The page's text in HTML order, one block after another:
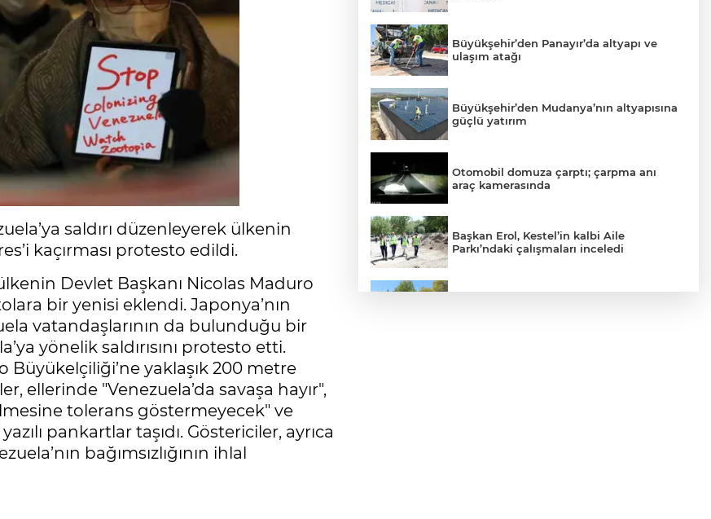
saldırı düzenleyerek ülkenin
kaçırması protesto edildi.
Devlet Başkanı Nicolas Maduro
bir yenisi eklendi. Japonya’nın
vatandaşlarının da bulunduğu bir
yönelik saldırısını protesto etti.
Büyükelçiliği’ne yaklaşık 200 metre
ellerinde "Venezuela’da savaşa hayır",
tolerans göstermeyecek" ve
pankartlar taşıdı. Göstericiler, ayrıca
bağımsızlığının ihlal
Büyükşehir’den Panayır’da altyapı ve
ulaşım atağı
Büyükşehir’den Mudanya’nın altyapısına
güçlü yatırım
Otomobil domuza çarptı; çarpma anı
araç kamerasında
Başkan Erol, Kestel’in kalbi Aile
Parkı’ndaki çalışmaları inceledi